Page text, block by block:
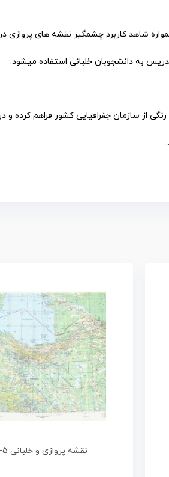
از سازمان جغرافیایی کشور فراهم کرده و
نقشه پروازی و خلبانی G-5